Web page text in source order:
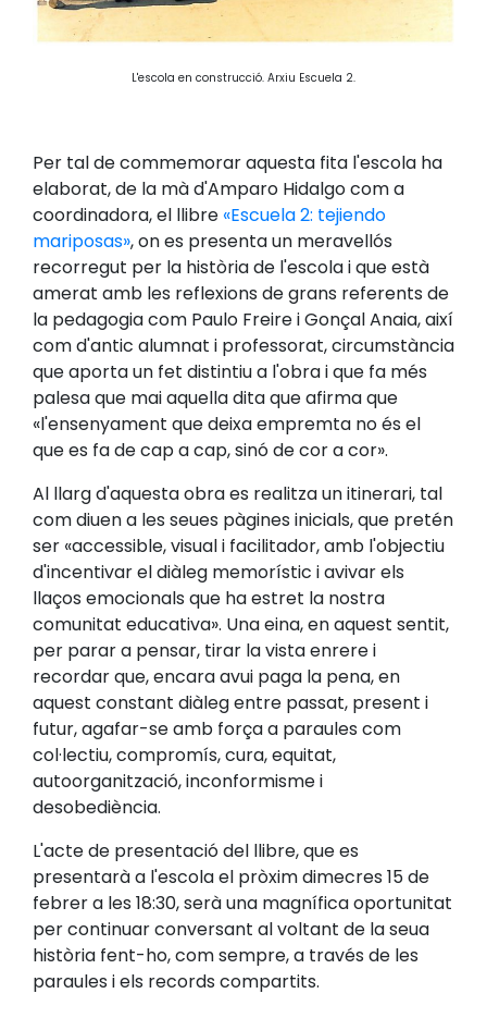
L'escola en construcció. Arxiu Escuela 2.
Per tal de commemorar aquesta fita l'escola ha
elaborat, de la mà d'Amparo Hidalgo com a
coordinadora, el llibre «Escuela 2: tejiendo
mariposas», on es presenta un meravellós
recorregut per la història de l'escola i que està
amerat amb les reflexions de grans referents de
la pedagogia com Paulo Freire i Gonçal Anaia, així
com d'antic alumnat i professorat, circumstància
que aporta un fet distintiu a l'obra i que fa més
palesa que mai aquella dita que afirma que
«l'ensenyament que deixa empremta no és el
que es fa de cap a cap, sinó de cor a cor».
Al llarg d'aquesta obra es realitza un itinerari, tal
com diuen a les seues pàgines inicials, que pretén
ser «accessible, visual i facilitador, amb l'objectiu
d'incentivar el diàleg memorístic i avivar els
llaços emocionals que ha estret la nostra
comunitat educativa». Una eina, en aquest sentit,
per parar a pensar, tirar la vista enrere i
recordar que, encara avui paga la pena, en
aquest constant diàleg entre passat, present i
futur, agafar-se amb força a paraules com
col·lectiu, compromís, cura, equitat,
autoorganització, inconformisme i
desobediència.
L'acte de presentació del llibre, que es
presentarà a l'escola el pròxim dimecres 15 de
febrer a les 18:30, serà una magnífica oportunitat
per continuar conversant al voltant de la seua
història fent-ho, com sempre, a través de les
paraules i els records compartits.